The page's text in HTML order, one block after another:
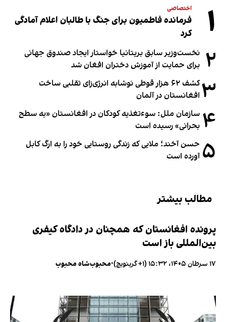
۱ اختصاصی
فرمانده فاطمیون برای جنگ با طالبان اعلام آمادگی
کرد
۲ نخست‌وزیر سابق بریتانیا خواستار ایجاد صندوق جهانی
برای حمایت از آموزش دختران افغان شد
۳
کشف ۶۲ هزار قوطی نوشابه انرژی‌زای تقلبی ساخت
افغانستان در آلمان
۴ سازمان ملل: سوء‌تغذیه کودکان در افغانستان «به سطح
بحرانی» رسیده است
۵ حسن آخند؛ ملایی که زندگی روستایی خود را به ارگ کابل
آورده است
مطالب بیشتر
پرونده افغانستان که همچنان در دادگاه کیفری
بین‌المللی باز است
۱۷ سرطان ۱۴۰۵، ۱۵:۳۲ (‎+۱ گرینویچ) •محبوب‌شاه محبوب